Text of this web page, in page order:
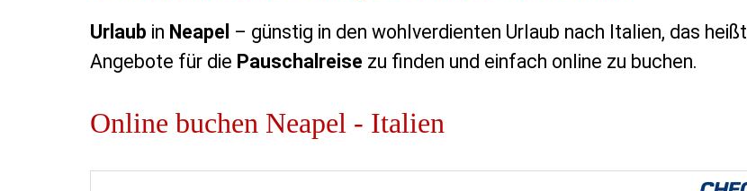
Urlaub in Neapel – günstig in den wohlverdienten Urlaub nach Italien, das heißt
Angebote für die Pauschalreise zu finden und einfach online zu buchen.
Online buchen Neapel - Italien